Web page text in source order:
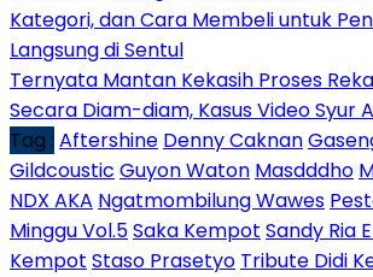
Kategori, dan Cara Membeli untuk
Langsung di Sentul
Ternyata Mantan Kekasih Proses
Secara Diam-diam, Kasus Video Syur
Tag : Aftershine Denny Caknan
Gildcoustic Guyon Waton Masdddho
NDX AKA Ngatmombilung Wawes
Minggu Vol.5Saka Kempot Sandy Ria
Kempot Staso Prasetyo Tribute Didi